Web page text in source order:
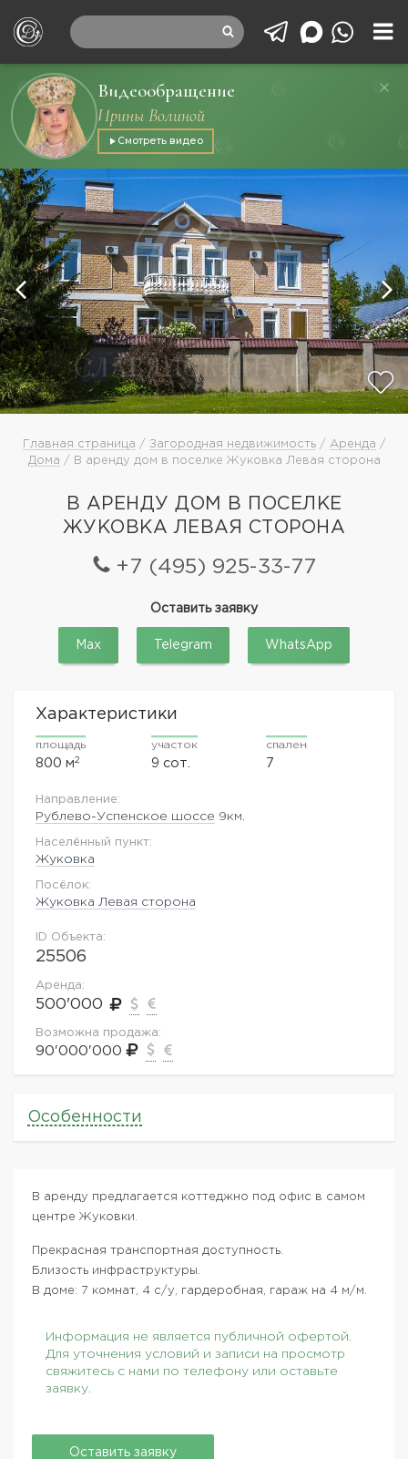
Видеообращение
Ирины Волиной
Смотреть видео
Главная страница / Загородная недвижимость/ Аренда /
Дома / В аренду дом в поселке Жуковка Левая сторона
В АРЕНДУ ДОМ В ПОСЕЛКЕ
ЖУКОВКА ЛЕВАЯ СТОРОНА
+7 (495) 925-33-77
Оставить заявку
Max Telegram WhatsApp
Характеристики
площадь
800 м2
участок
9 сот.
спален
7
Направление:
Рублево-Успенское шоссе 9км.
Населённый пункт:
Жуковка
Посёлок:
Жуковка Левая сторона
ID Объекта:
25506
Аренда:
500'000
Возможна продажа:
90'000'000
Особенности
В аренду предлагается коттеджно под офис в самом
центре Жуковки.
Прекрасная транспортная доступность.
Близость инфраструктуры.
В доме: 7 комнат, 4 с/у, гардеробная, гараж на 4 м/м.
Информация не является публичной офертой.
Для уточнения условий и записи на просмотр
свяжитесь с нами по телефону или оставьте
заявку.
Оставить заявку